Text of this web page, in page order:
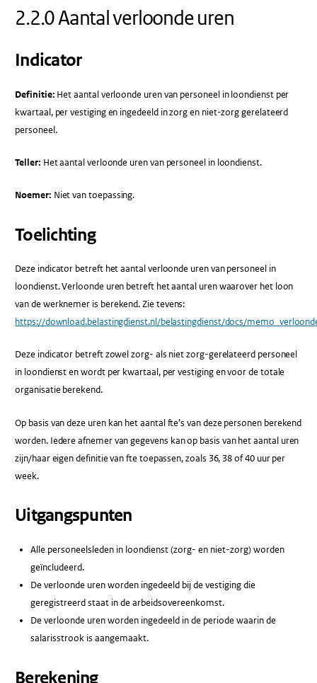
2.2.0 Aantal verloonde uren
Indicator
Definitie: Het aantal verloonde uren van personeel in loondienst per
kwartaal, per vestiging en ingedeeld in zorg en niet-zorg gerelateerd
personeel.
Teller: Het aantal verloonde uren van personeel in loondienst.
Noemer: Niet van toepassing.
Toelichting
Deze indicator betreft het aantal verloonde uren van personeel in
loondienst. Verloonde uren betreft het aantal uren waarover het loon
van de werknemer is berekend. Zie tevens:
https://download.belastingdienst.nl/belastingdienst/docs/
Deze indicator betreft zowel zorg- als niet zorg-gerelateerd personeel
in loondienst en wordt per kwartaal, per vestiging en voor de totale
organisatie berekend.
Op basis van deze uren kan het aantal fte’s van deze personen berekend
worden. Iedere afnemer van gegevens kan op basis van het aantal uren
zijn/haar eigen definitie van fte toepassen, zoals 36, 38 of 40 uur per
week.
Uitgangspunten
Alle personeelsleden in loondienst (zorg- en niet-zorg) worden
geïncludeerd.
De verloonde uren worden ingedeeld bij de vestiging die
geregistreerd staat in de arbeidsovereenkomst.
De verloonde uren worden ingedeeld in de periode waarin de
salarisstrook is aangemaakt.
Berekening